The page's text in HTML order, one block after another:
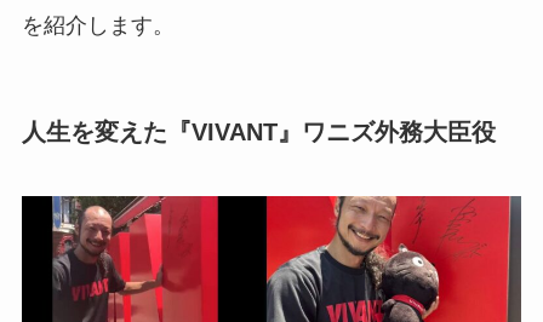
を紹介します。
人生を変えた『VIVANT』ワニズ外務大臣役